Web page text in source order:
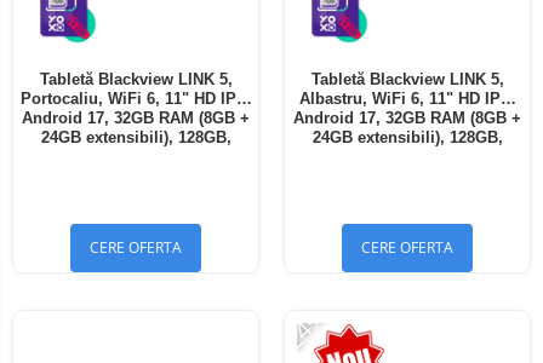
Tabletă Blackview LINK 5,
Portocaliu, WiFi 6, 11" HD IPS,
Android 17, 32GB RAM (8GB +
24GB extensibili), 128GB,
CERE OFERTA
Tabletă Blackview LINK 5,
Albastru, WiFi 6, 11" HD IPS,
Android 17, 32GB RAM (8GB +
24GB extensibili), 128GB,
CERE OFERTA
-24%